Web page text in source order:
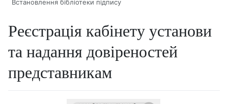
Встановлення бібліотеки підпису
Реєстрація кабінету установи
та надання довіреностей
представникам